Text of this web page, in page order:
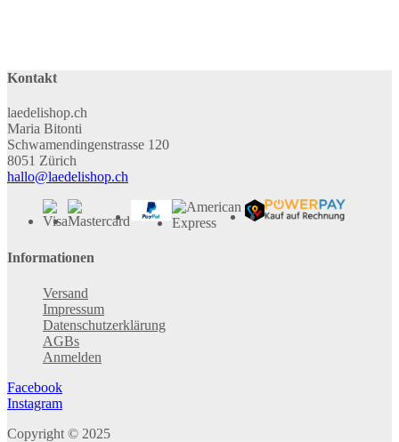
Kontakt
laedelishop.ch
Maria Bitonti
Schwamendingenstrasse 120
8051 Zürich
hallo@laedelishop.ch
Informationen
Versand
Impressum
Datenschutzerklärung
AGBs
Anmelden
Facebook
Instagram
Copyright © 2025